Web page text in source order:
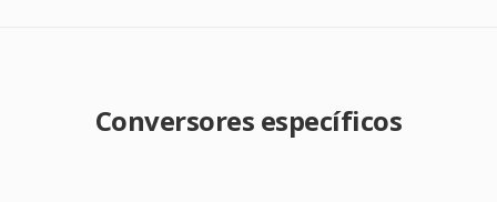
Conversores específicos